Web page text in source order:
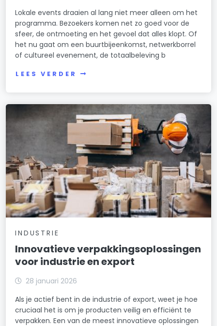
Lokale events draaien al lang niet meer alleen om het
programma. Bezoekers komen net zo goed voor de
sfeer, de ontmoeting en het gevoel dat alles klopt. Of
het nu gaat om een buurtbijeenkomst, netwerkborrel
of cultureel evenement, de totaalbeleving b
LEES VERDER
INDUSTRIE
Innovatieve verpakkingsoplossingen
voor industrie en export
28 januari 2026
Als je actief bent in de industrie of export, weet je hoe
cruciaal het is om je producten veilig en efficiënt te
verpakken. Een van de meest innovatieve oplossingen